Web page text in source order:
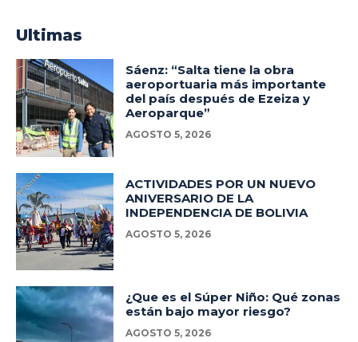
Ultimas
Sáenz: “Salta tiene la obra
aeroportuaria más importante
del país después de Ezeiza y
Aeroparque”
AGOSTO 5, 2026
ACTIVIDADES POR UN NUEVO
ANIVERSARIO DE LA
INDEPENDENCIA DE BOLIVIA
AGOSTO 5, 2026
¿Que es el Súper Niño: Qué zonas
están bajo mayor riesgo?
AGOSTO 5, 2026